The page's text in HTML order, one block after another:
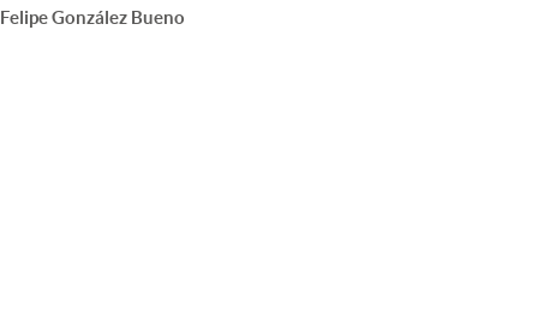
Felipe González Bueno